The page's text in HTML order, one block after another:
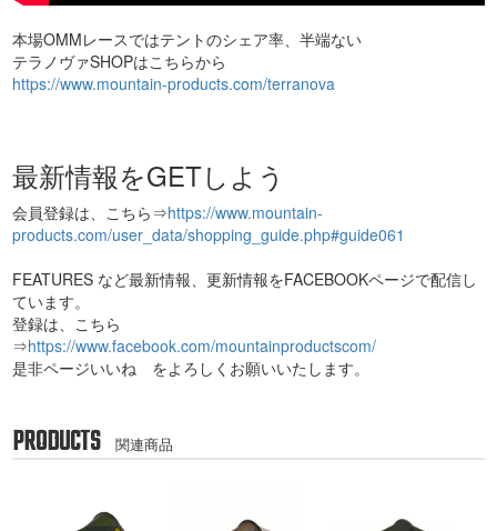
本場OMMレースではテントのシェア率、半端ない
テラノヴァSHOPはこちらから
https://www.mountain-products.com/terranova
最新情報をGETしよう
会員登録は、こちら⇒https://www.mountain-
products.com/user_data/shopping_guide.php#guide061
FEATURES など最新情報、更新情報をFACEBOOKページで配信し
ています。
登録は、こちら
⇒https://www.facebook.com/mountainproductscom/
是非ページいいね をよろしくお願いいたします。
PRODUCTS 関連商品